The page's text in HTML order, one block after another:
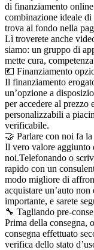
di finanziamento
combinazione ideale
trova al fondo nella
Lì troverete anche
siamo: un gruppo di
mette cura,
💶 Finanziamento
Il finanziamento
un’opzione a
per accedere al prezzo
personalizzabili a
verificabile.
🤝 Parlare con noi fa
Il vero valore aggiunto
noi.Telefonando o
rapido con un
modo migliore di
acquistare un’auto
importante, e sarete
🔧 Tagliando pre-
Prima della consegna,
consegna effettuato
verifica dello stato